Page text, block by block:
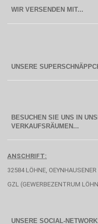
WIR VERSENDEN MIT...
BESUCHEN SIE UNS IN
VERKAUFSRÄUMEN...
ANSCHRIFT:
32584 LÖHNE,
GZL (GEWERBEZENTRUM
UNSERE SOCIAL-